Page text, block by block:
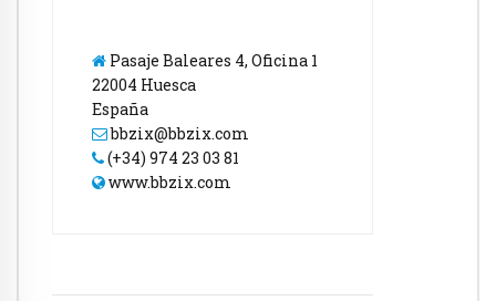
Pasaje Baleares 4, Oficina 1
22004 Huesca
España
bbzix@bbzix.com
(+34) 974 23 03 81
www.bbzix.com